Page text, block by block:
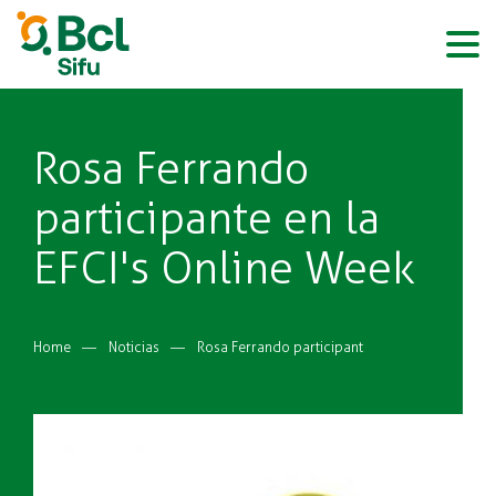
Pasar
contenido
principal
BCL
Sobrescribir
de
Home Noticias Rosa Ferrando participante en la EFCI's Online Week
Rosa Ferrando
participante en la
EFCI's Online Week